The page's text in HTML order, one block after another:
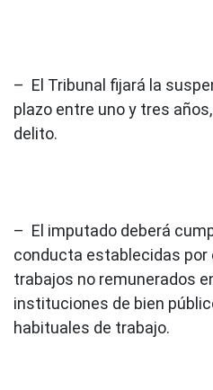
– El Tribunal fijará la
plazo entre uno y tres
delito.
– El imputado deberá
conducta establecidas por
trabajos no remunerados
instituciones de bien
habituales de trabajo.